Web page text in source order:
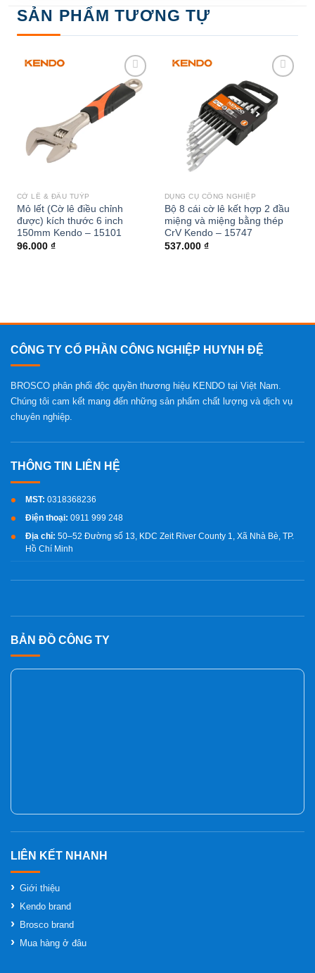
SẢN PHẨM TƯƠNG TỰ
Add to
wishlist
CỜ LÊ & ĐẦU TUÝP
Mỏ lết (Cờ lê điều chỉnh
được) kích thước 6 inch
150mm Kendo – 15101
96.000 ₫
Add to
wishlist
DỤNG CỤ CÔNG NGHIỆP
Bộ 8 cái cờ lê kết hợp 2 đầu
miệng và miệng bằng thép
CrV Kendo – 15747
537.000 ₫
BẢN ĐỒ CÔNG TY
Giới thiệu
Kendo brand
Brosco brand
Mua hàng ở đâu
CÔNG TY CỔ PHẦN CÔNG NGHIỆP HUYNH ĐỆ
BROSCO phân phối độc quyền thương hiệu KENDO tại Việt Nam.
Chúng tôi cam kết mang đến những sản phẩm chất lượng và dịch vụ
chuyên nghiệp.
MST: 0318368236
Điện thoại: 0911 999 248
Địa chỉ: 50–52 Đường số 13, KDC Zeit River County 1, Xã Nhà Bè, TP.
Hồ Chí Minh